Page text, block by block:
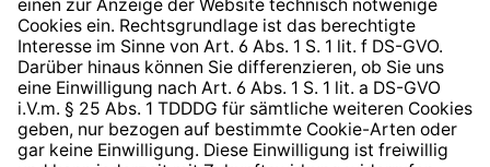
Hinweisgeberschutzsystem
Barrierefreiheit